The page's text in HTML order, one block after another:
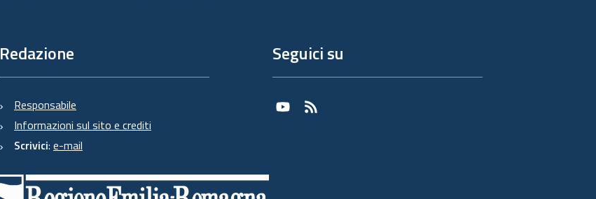
Redazione
Responsabile
Informazioni sul sito e crediti
Scrivici: e-mail
Seguici su
Youtube
RSS